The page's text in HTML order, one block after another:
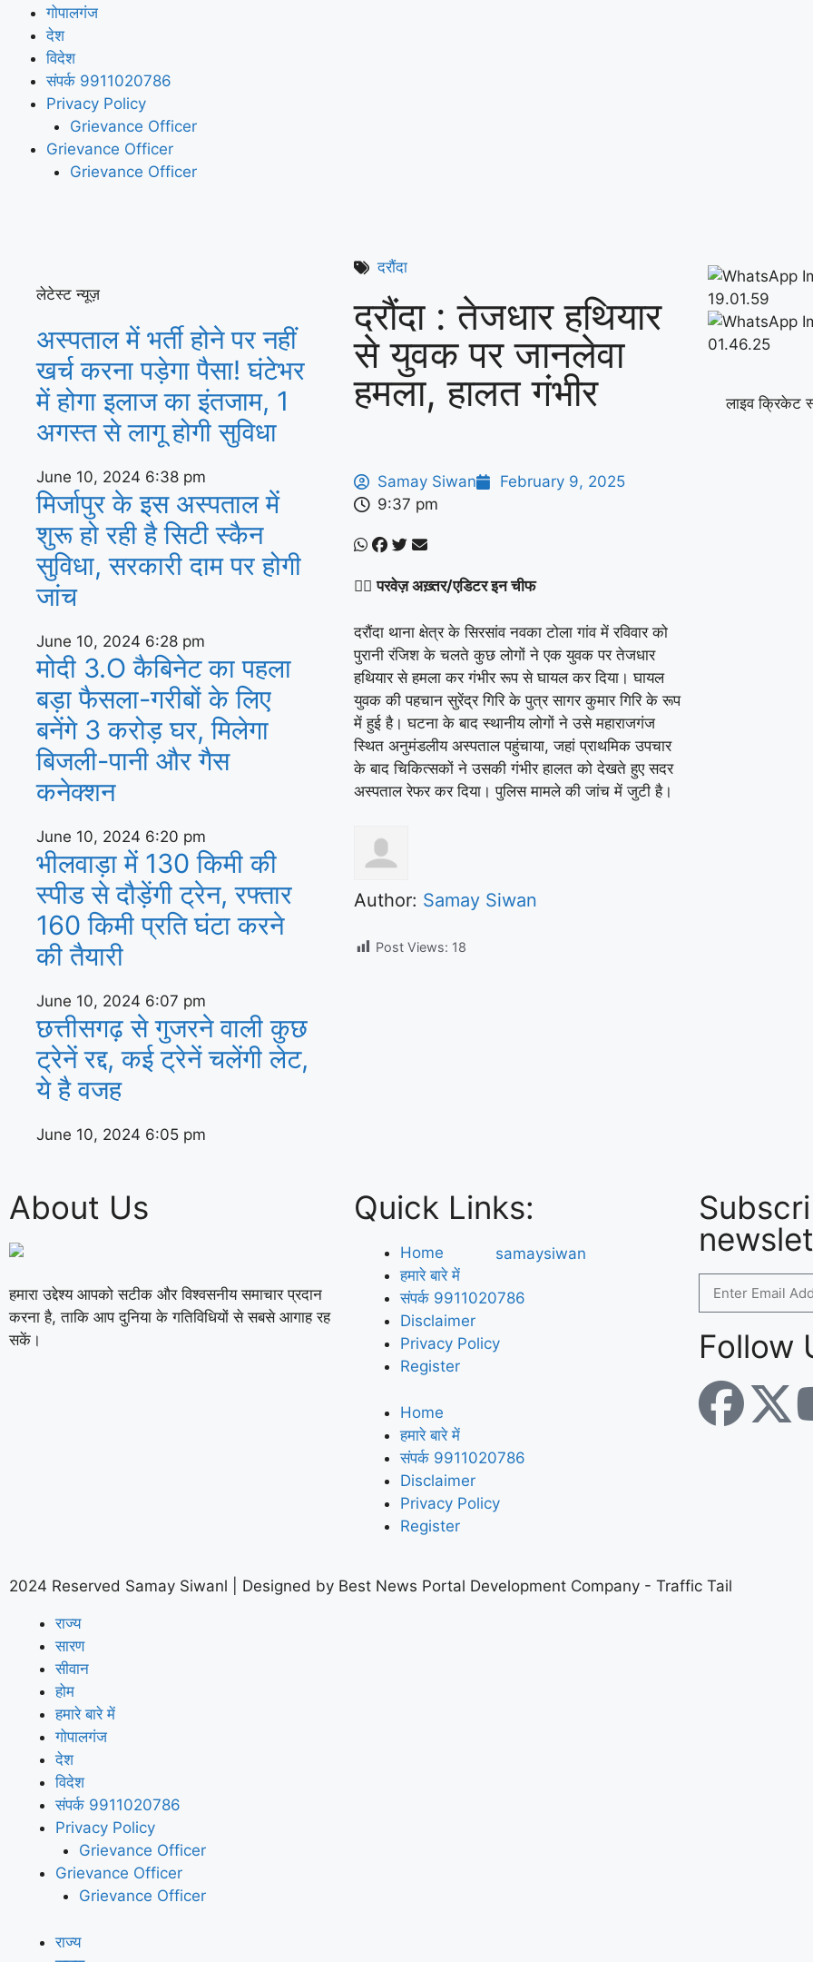
गोपालगंज
देश
विदेश
संपर्क 9911020786
Privacy Policy
Grievance Officer
Grievance Officer
Grievance Officer
लेटेस्ट न्यूज़
अस्‍पताल में भर्ती होने पर नहीं
खर्च करना पड़ेगा पैसा! घंटेभर
में होगा इलाज का इंतजाम, 1
अगस्‍त से लागू होगी सुविधा
June 10, 2024 6:38 pm
मिर्जापुर के इस अस्पताल में
शुरू हो रही है सिटी स्कैन
सुविधा, सरकारी दाम पर होगी
जांच
June 10, 2024 6:28 pm
मोदी 3.O कैबिनेट का पहला
बड़ा फैसला-गरीबों के ल‍िए
बनेंगे 3 करोड़ घर, म‍िलेगा
बिजली-पानी और गैस
कनेक्‍शन
June 10, 2024 6:20 pm
भीलवाड़ा में 130 किमी की
स्पीड से दौड़ेंगी ट्रेन, रफ्तार
160 किमी प्रति घंटा करने
की तैयारी
June 10, 2024 6:07 pm
छत्तीसगढ़ से गुजरने वाली कुछ
ट्रेनें रद्द, कई ट्रेनें चलेंगी लेट,
ये है वजह
June 10, 2024 6:05 pm
दरौंदा
दरौंदा : तेजधार हथियार
से युवक पर जानलेवा
हमला, हालत गंभीर
Samay Siwan
February 9, 2025
9:37 pm
✍🏽परवेज़ अख़्तर/एडिटर इन चीफ
दरौंदा थाना क्षेत्र के सिरसांव नवका टोला गांव में रविवार को
पुरानी रंजिश के चलते कुछ लोगों ने एक युवक पर तेजधार
हथियार से हमला कर गंभीर रूप से घायल कर दिया। घायल
युवक की पहचान सुरेंद्र गिरि के पुत्र सागर कुमार गिरि के रूप
में हुई है। घटना के बाद स्थानीय लोगों ने उसे महाराजगंज
स्थित अनुमंडलीय अस्पताल पहुंचाया, जहां प्राथमिक उपचार
के बाद चिकित्सकों ने उसकी गंभीर हालत को देखते हुए सदर
अस्पताल रेफर कर दिया। पुलिस मामले की जांच में जुटी है।
Author: Samay Siwan
Post Views: 18
लाइव क्रिकेट
About Us
हमारा उद्देश्य आपको सटीक और विश्वसनीय समाचार प्रदान
करना है, ताकि आप दुनिया के गतिविधियों से सबसे आगाह रह
सकें।
Quick Links:
Home
हमारे बारे में
संपर्क 9911020786
Disclaimer
Privacy Policy
Register
Home
हमारे बारे में
संपर्क 9911020786
Disclaimer
Privacy Policy
Register
Follow
2024 Reserved Samay Siwanl | Designed by Best News Portal Development Company - Traffic Tail
राज्य
सारण
सीवान
होम
हमारे बारे में
गोपालगंज
देश
विदेश
संपर्क 9911020786
Privacy Policy
Grievance Officer
Grievance Officer
Grievance Officer
राज्य